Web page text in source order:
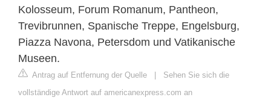
Kolosseum, Forum Romanum, Pantheon,
Trevibrunnen, Spanische Treppe, Engelsburg,
Piazza Navona, Petersdom und Vatikanische
Museen.
Antrag auf Entfernung der Quelle | Sehen Sie sich die
vollständige Antwort auf americanexpress.com an